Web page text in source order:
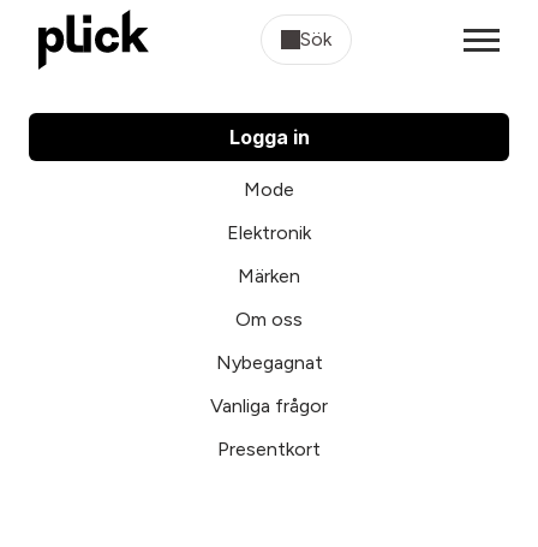
Sök
Logga in
Mode
Elektronik
Märken
Om oss
Nybegagnat
Vanliga frågor
Presentkort